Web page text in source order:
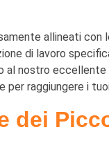
allineati
di lavoro
al nostro
per raggiungere i
dei